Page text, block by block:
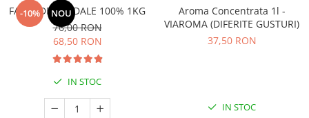
-10% NOU
FAINA DE MIGDALE 100% 1KG
76,00 RON
68,50 RON
IN STOC
Aroma Concentrata 1l -
VIAROMA (DIFERITE GUSTURI)
37,50 RON
IN STOC